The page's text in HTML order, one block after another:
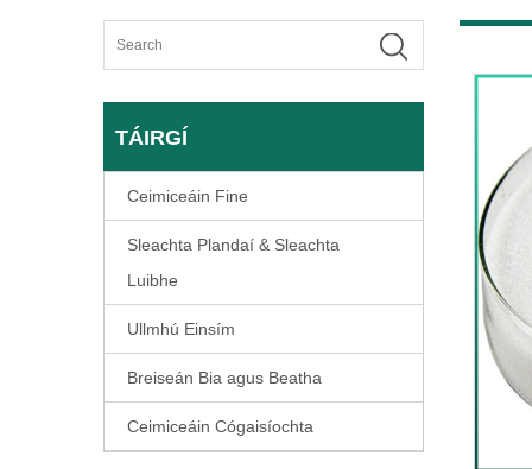
TÁIRGÍ
Ceimiceáin Fine
Sleachta Plandaí & Sleachta
Luibhe
Ullmhú Einsím
Breiseán Bia agus Beatha
Ceimiceáin Cógaisíochta